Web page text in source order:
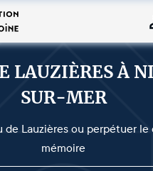
LAUZIÈRES À
SUR-MER
de Lauzières ou perpétuer le
mémoire